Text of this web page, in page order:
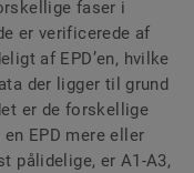
faser i
er verificerede af
af EPD’en, hvilke
der ligger til grund
er de forskellige
EPD mere eller
pålidelige, er A1-A3,